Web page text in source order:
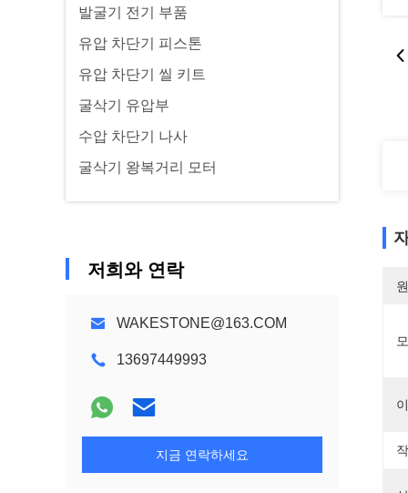
발굴기 전기 부품
유압 차단기 피스톤
유압 차단기 씰 키트
굴삭기 유압부
수압 차단기 나사
굴삭기 왕복거리 모터
저희와 연락
WAKESTONE@163.COM
13697449993
지금 연락하세요